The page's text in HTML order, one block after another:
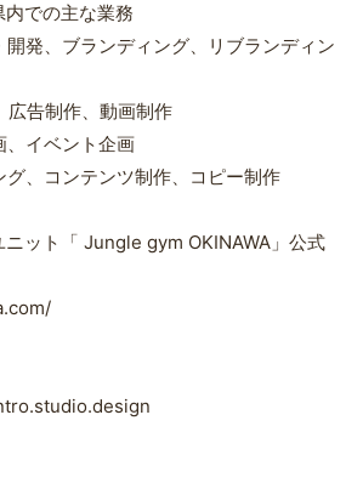
での主な業務
開発、ブランディング、リブランディン
広告制作、動画制作
、イベント企画
グ、コンテンツ制作、コピー制作
ット「 Jungle gym OKINAWA」公式